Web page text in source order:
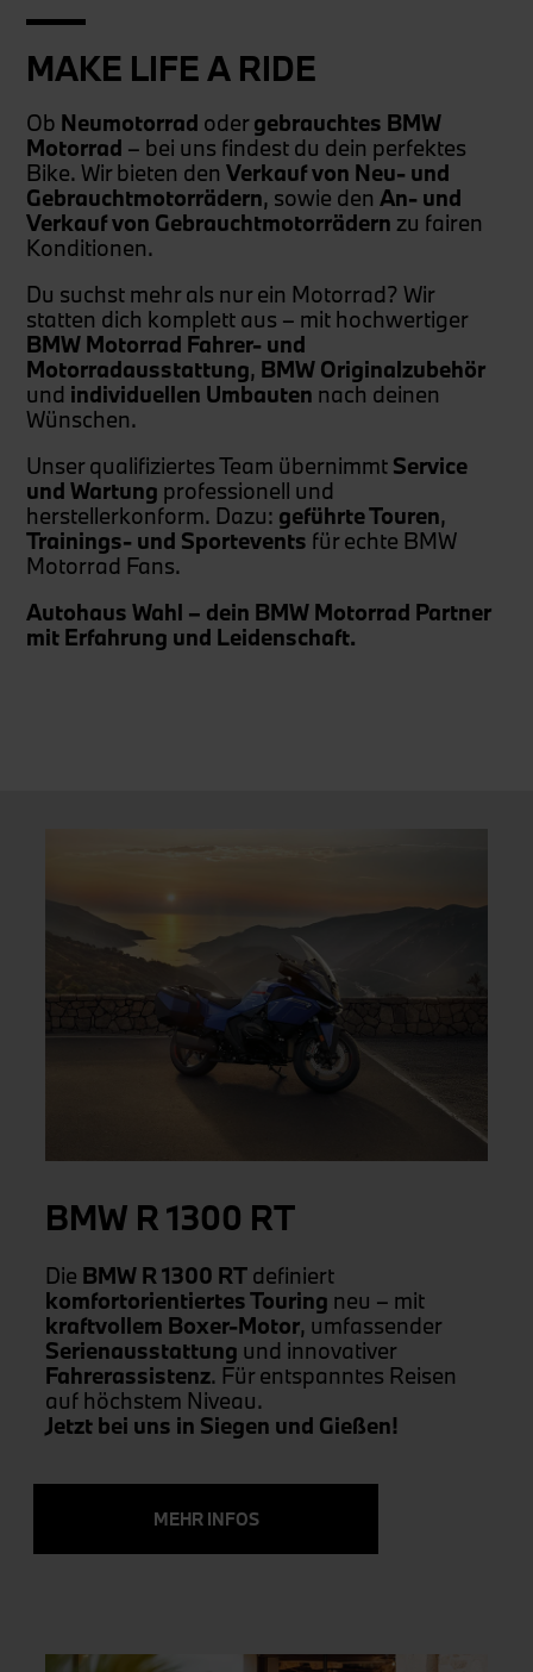
MAKE LIFE A RIDE
Ob Neumotorrad odergebrauchtes BMW
Motorrad – bei uns findest du dein perfektes
Bike. Wir bieten denVerkauf von Neu- und
Gebrauchtmotorrädern, sowie denAn- und
Verkauf von Gebrauchtmotorrädern zu fairen
Konditionen.
Du suchst mehr als nur ein Motorrad? Wir
statten dich komplett aus – mit hochwertiger
BMW Motorrad Fahrer- und
Motorradausstattung, BMW Originalzubehör
und individuellen Umbauten nach deinen
Wünschen.
Unser qualifiziertes Team übernimmt Service
und Wartung professionell und
herstellerkonform. Dazu: geführte Touren,
Trainings- und Sportevents für echte BMW
Motorrad Fans.
Autohaus Wahl – dein BMW Motorrad Partner
mit Erfahrung und Leidenschaft.
BMW R 1300 RT
Die BMW R 1300 RT definiert
komfortorientiertes Touring neu – mit
kraftvollem Boxer-Motor, umfassender
Serienausstattung und innovativer
Fahrerassistenz. Für entspanntes Reisen
auf höchstem Niveau.
Jetzt bei uns in Siegen und Gießen!
MEHR INFOS